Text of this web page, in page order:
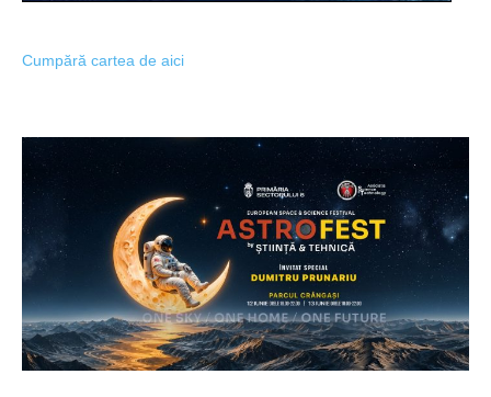
Cumpără cartea de aici